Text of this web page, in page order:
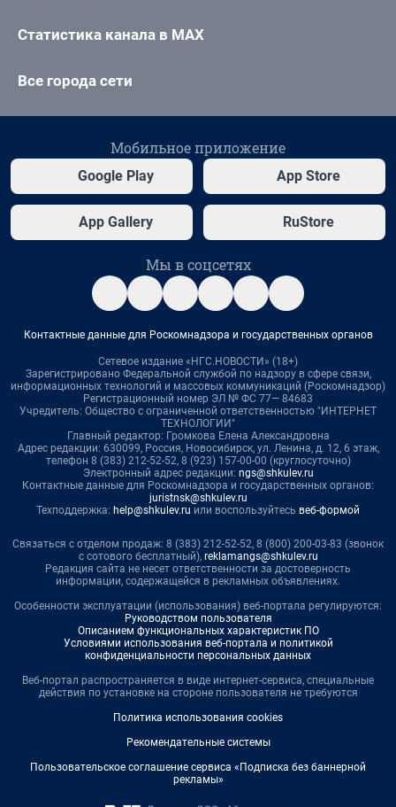
Статистика канала в MAX
Все города сети
Мобильное приложение
Google Play App Store
App Gallery RuStore
Мы в соцсетях
Контактные данные для Роскомнадзора и государственных органов
Сетевое издание «НГС.НОВОСТИ» (18+)
Зарегистрировано Федеральной службой по надзору в сфере связи,
информационных технологий и массовых коммуникаций (Роскомнадзор)
Регистрационный номер ЭЛ № ФС 77— 84683
Учредитель: Общество с ограниченной ответственностью "ИНТЕРНЕТ
ТЕХНОЛОГИИ"
Главный редактор: Громкова Елена Александровна
Адрес редакции: 630099, Россия, Новосибирск, ул. Ленина, д. 12, 6 этаж,
телефон 8 (383) 212-52-52, 8 (923) 157-00-00 (круглосуточно)
Электронный адрес редакции: ngs@shkulev.ru
Контактные данные для Роскомнадзора и государственных органов:
juristnsk@shkulev.ru
Техподдержка: help@shkulev.ru или воспользуйтесь веб-формой
Связаться с отделом продаж: 8 (383) 212-52-52, 8 (800) 200-03-83 (звонок
с сотового бесплатный), reklamangs@shkulev.ru
Редакция сайта не несет ответственности за достоверность
информации, содержащейся в рекламных объявлениях.
Особенности эксплуатации (использования) веб-портала регулируются:
Руководством пользователя
Описанием функциональных характеристик ПО
Условиями использования веб-портала и политикой
конфиденциальности персональных данных
Веб-портал распространяется в виде интернет-сервиса, специальные
действия по установке на стороне пользователя не требуются
Политика использования cookies
Рекомендательные системы
Пользовательское соглашение сервиса «Подписка без баннерной
рекламы»